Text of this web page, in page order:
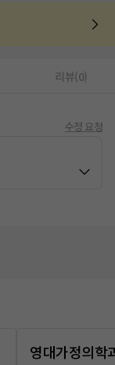
리뷰(0)
수정 요청
영대가정의학